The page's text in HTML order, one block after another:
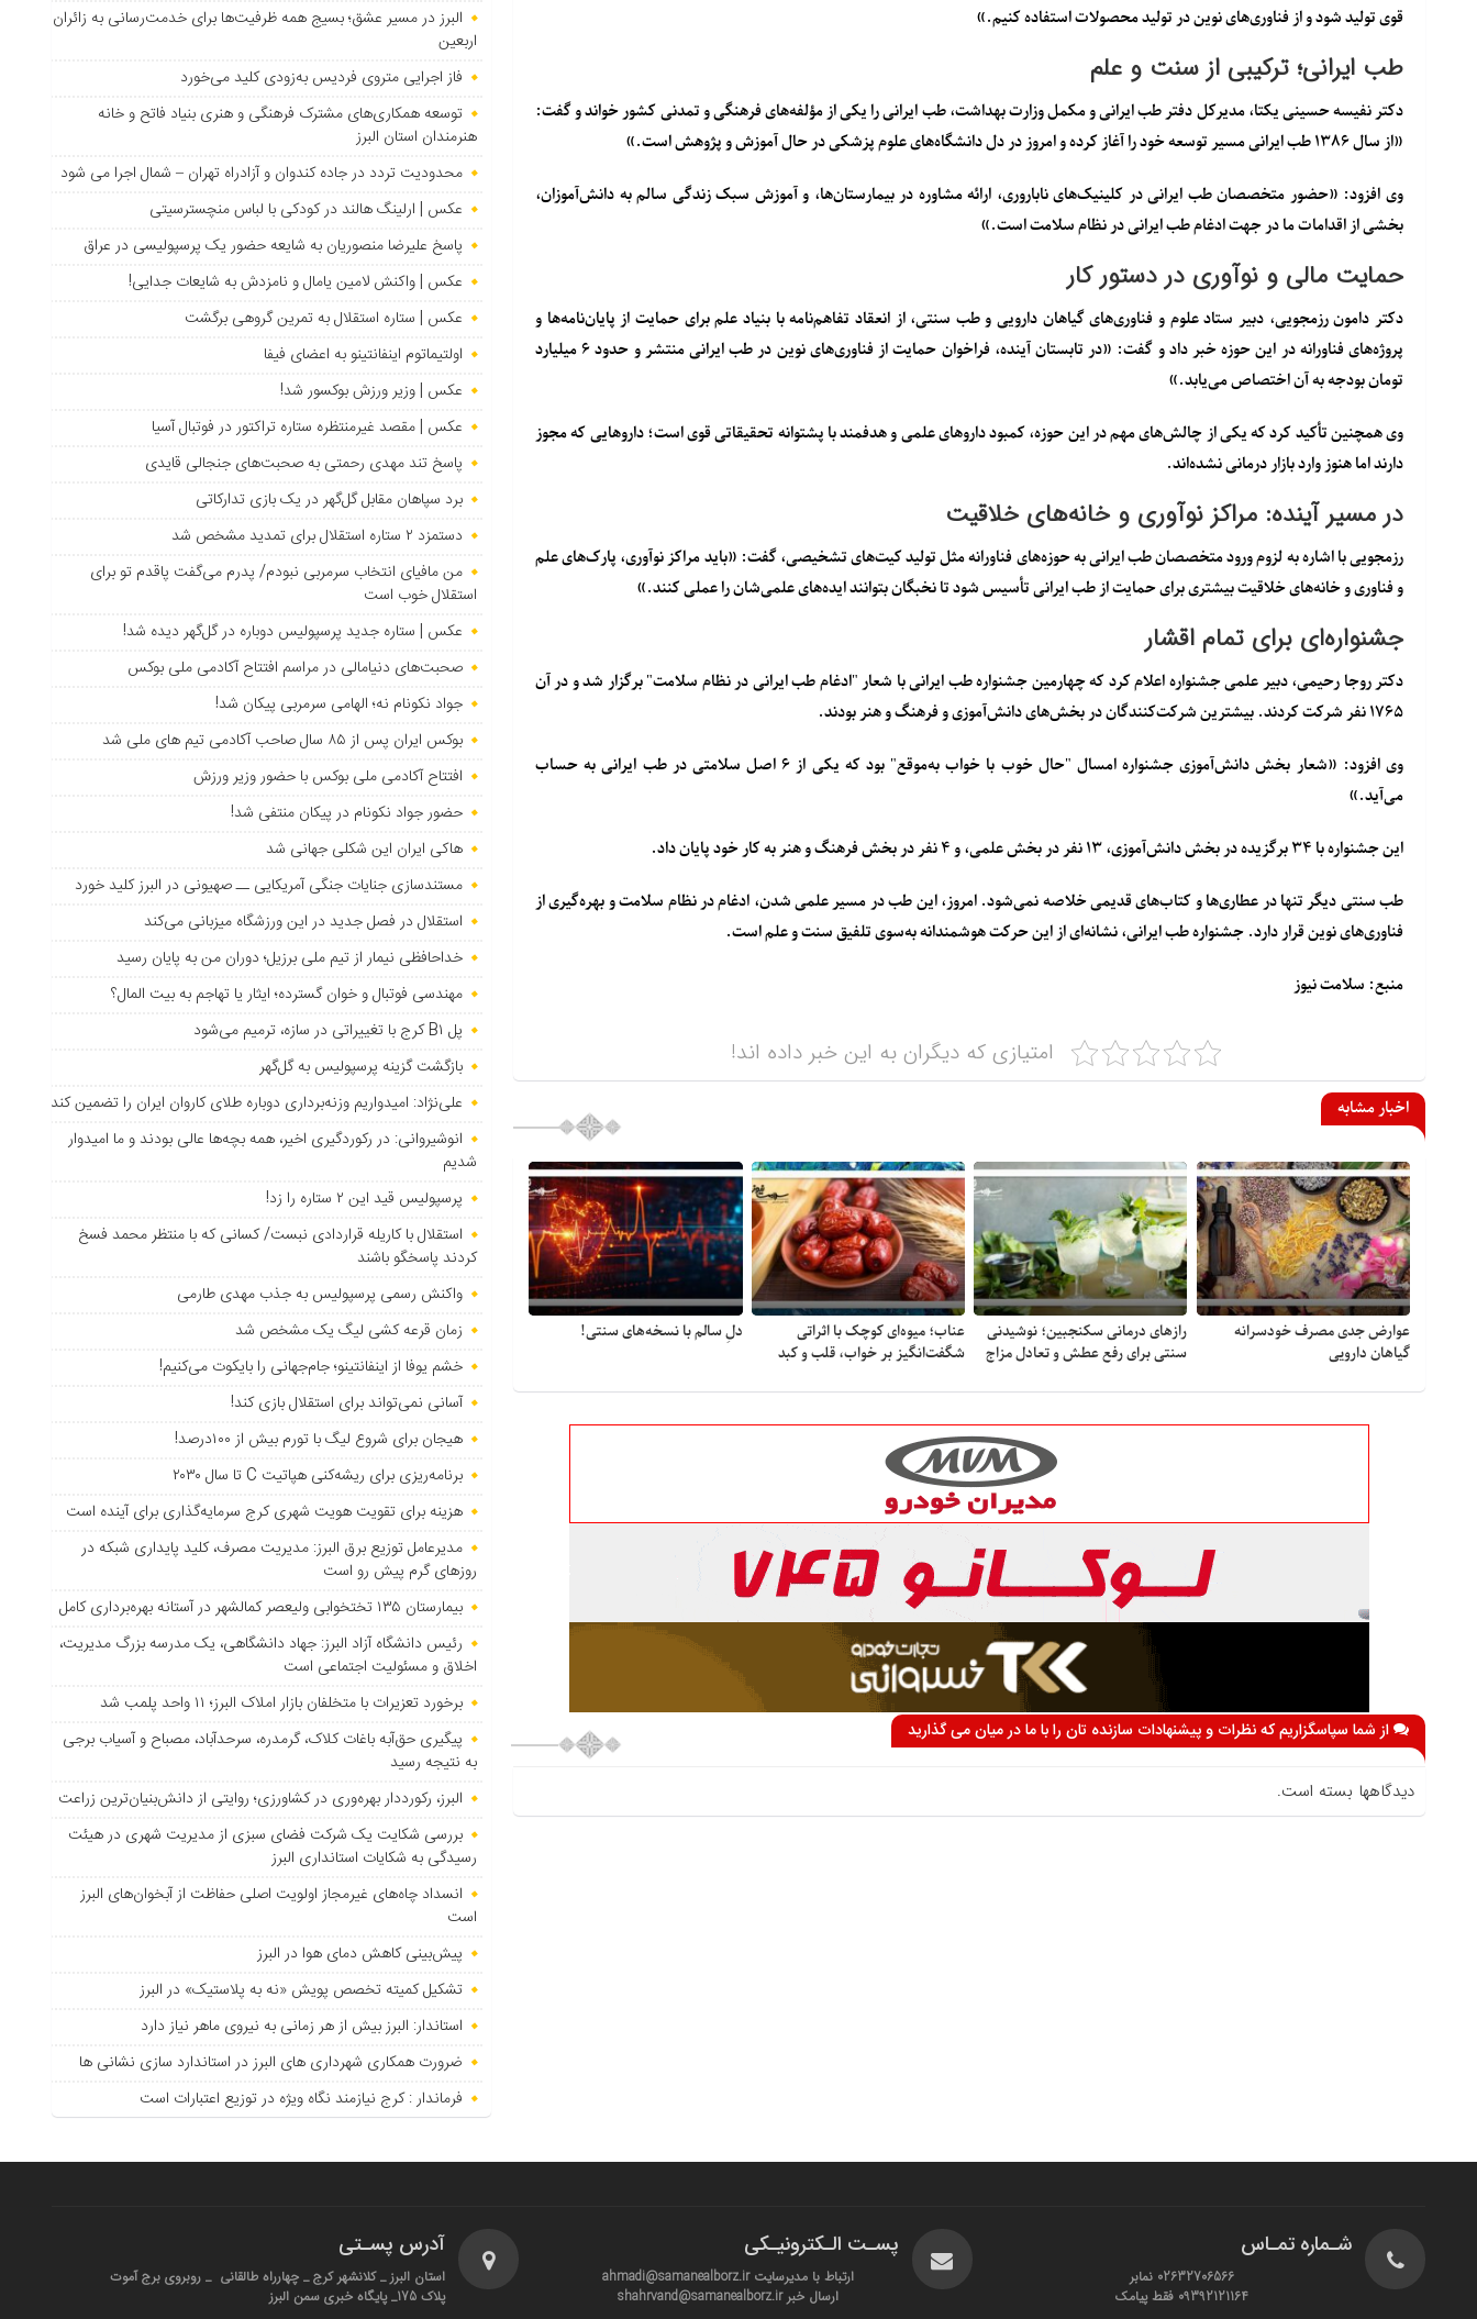
قوی تولید شود و از فناوری‌های نوین در تولید محصولات استفاده کنیم.»
طب ایرانی؛ ترکیبی از سنت و علم
دکتر نفیسه حسینی یکتا، مدیرکل دفتر طب ایرانی و مکمل وزارت بهداشت، طب ایرانی را یکی ازمؤلفه‌های فرهنگی و تمدنی کشور خواند و گفت:
«از سال ۱۳۸۶ طب ایرانی مسیر توسعه خود را آغاز کرده و امروز در دل دانشگاه‌های علوم پزشکی در حال آموزش و پژوهش است.»
وی افزود: «حضور متخصصان طب ایرانی در کلینیک‌های ناباروری، ارائه مشاوره در بیمارستان‌ها، و آموزش سبک زندگی سالم به دانش‌آموزان،
بخشی از اقدامات ما در جهت ادغام طب ایرانی در نظام سلامت است.»
حمایت مالی و نوآوری در دستور کار
دکتر دامون رزمجویی، دبیر ستاد علوم و فناوری‌های گیاهان دارویی و طب سنتی، ازانعقاد تفاهم‌نامه با بنیاد علمبرای حمایت از پایان‌نامه‌ها و
پروژه‌های فناورانه در این حوزه خبر داد و گفت: «در تابستان آینده، فراخوان حمایت از فناوری‌های نوین در طب ایرانی منتشر و حدود ۶ میلیارد
تومان بودجهبه آن اختصاص می‌یابد.»
وی همچنین تأکید کرد که یکی از چالش‌های مهم در این حوزه،کمبود داروهای علمی و هدفمند با پشتوانه تحقیقاتی قویاست؛ داروهایی که مجوز
دارند اما هنوز وارد بازار درمانی نشده‌اند.
در مسیر آینده: مراکز نوآوری و خانه‌های خلاقیت
رزمجویی با اشاره به لزوم ورود متخصصان طب ایرانی به حوزه‌های فناورانه مثل تولید کیت‌های تشخیصی، گفت: «باید مراکز نوآوری، پارک‌های علم
و فناوری و خانه‌های خلاقیت بیشتری برای حمایت از طب ایرانی تأسیس شود تا نخبگان بتوانند ایده‌های علمی‌شان را عملی کنند.»
جشنواره‌ای برای تمام اقشار
دکتر روجا رحیمی، دبیر علمی جشنوارهاعلام کرد که چهارمین جشنواره طب ایرانی با شعار "ادغام طب ایرانی در نظام سلامت" برگزار شد و در آن
۱۷۶۵ نفر
شرکت کردند. بیشترین شرکت‌کنندگان در بخش‌های دانش‌آموزی و فرهنگ و هنر بودند.
وی افزود: «شعار بخش دانش‌آموزی جشنواره امسال "حال خوب با خواب به‌موقع" بود که یکی از ۶ اصل سلامتی در طب ایرانی به حساب
می‌آید.»
این جشنواره با ۳۴ برگزیده در بخش دانش‌آموزی، ۱۳ نفر در بخش علمی، و ۴ نفر در بخش فرهنگ و هنر به کار خود پایان داد.
طب سنتی دیگر تنها در عطاری‌ها و کتاب‌های قدیمی خلاصه نمی‌شود. امروز، این طب در مسیر علمی شدن، ادغام در نظام سلامت و بهره‌گیری از
فناوری‌های نوین قرار دارد. جشنواره طب ایرانی، نشانه‌ای از این حرکت هوشمندانه به‌سوی تلفیق سنت و علم است.
منبع: سلامت نیوز
امتیازی که دیگران به این خبر داده اند!
اخبار مشابه
عوارض جدی مصرف خودسرانه
گیاهان دارویی
رازهای درمانی سکنجبین؛ نوشیدنی
سنتی برای رفع عطش و تعادل مزاج
عناب؛ میوه‌ای کوچک با اثراتی
شگفت‌انگیز بر خواب، قلب و کبد
دلِ سالم با نسخه‌های سنتی!
از شما سپاسگزاریم که نظرات و پیشنهادات سازنده تان را با ما در میان می گذارید
دیدگاهها بسته است.
البرز در مسیر عشق؛ بسیج همه ظرفیت‌ها برای خدمت‌رسانی به زائران
اربعین
فاز اجرایی متروی فردیس به‌زودی کلید می‌خورد
توسعه همکاری‌های مشترک فرهنگی و هنری بنیاد فاتح و خانه
هنرمندان استان البرز
محدودیت تردد در جاده کندوان و آزادراه تهران – شمال اجرا می شود
عکس | ارلینگ هالند در کودکی با لباس منچسترسیتی
پاسخ علیرضا منصوریان به شایعه حضور یک پرسپولیسی در عراق
عکس | واکنش لامین یامال و نامزدش به شایعات جدایی!
عکس | ستاره استقلال به تمرین گروهی برگشت
اولتیماتوم اینفانتینو به اعضای فیفا
عکس | وزیر ورزش بوکسور شد!
عکس | مقصد غیرمنتظره ستاره تراکتور در فوتبال آسیا
پاسخ تند مهدی رحمتی به صحبت‌های جنجالی قایدی
برد سپاهان مقابل گل‌گهر در یک بازی تدارکاتی
دستمزد ۲ ستاره استقلال برای تمدید مشخص شد
من مافیای انتخاب سرمربی نبودم/ پدرم می‌گفت پاقدم تو برای
استقلال خوب است
عکس | ستاره جدید پرسپولیس دوباره در گل‌گهر دیده شد!
صحبت‌های دنیامالی در مراسم افتتاح آکادمی ملی بوکس
جواد نکونام نه؛ الهامی سرمربی پیکان شد!
بوکس ایران پس از ۸۵ سال صاحب آکادمی تیم های ملی شد
افتتاح آکادمی ملی بوکس با حضور وزیر ورزش
حضور جواد نکونام در پیکان منتفی شد!
هاکی ایران این شکلی جهانی شد
مستندسازی جنایات جنگی آمریکایی ــ صهیونی در البرز کلید خورد
استقلال در فصل جدید در این ورزشگاه میزبانی می‌کند
خداحافظی نیمار از تیم ملی برزیل؛ دوران من به پایان رسید
مهندسی فوتبال و خوان گسترده؛ ایثار یا تهاجم به بیت المال؟
پل B۱ کرج با تغییراتی در سازه، ترمیم می‌شود
بازگشت گزینه پرسپولیس به ‌گل‌گهر
علی‌نژاد: امیدواریم وزنه‌برداری دوباره طلای کاروان ایران را تضمین کند
انوشیروانی: در رکوردگیری اخیر، همه بچه‌ها عالی بودند و ما امیدوار
شدیم
پرسپولیس قید این ۲ ستاره را زد!
استقلال با کاریله قراردادی نبست/ کسانی که با منتظر محمد فسخ
کردند پاسخگو باشند
واکنش رسمی پرسپولیس به جذب مهدی طارمی
زمان قرعه کشی لیگ یک مشخص شد
خشم یوفا از اینفانتینو؛ جام‌جهانی را بایکوت می‌کنیم!
آسانی نمی‌تواند برای استقلال بازی کند!
هیجان برای شروع لیگ با تورم بیش از ۱۰۰درصد!
برنامه‌ریزی برای ریشه‌کنی هپاتیت C تا سال ۲۰۳۰
هزینه برای تقویت هویت شهری کرج سرمایه‌گذاری برای آینده است
مدیرعامل توزیع برق البرز: مدیریت مصرف، کلید پایداری شبکه در
روزهای گرم پیش رو است
بیمارستان ۱۳۵ تختخوابی ولیعصر کمالشهر در آستانه بهره‌برداری کامل
رئیس دانشگاه آزاد البرز: جهاد دانشگاهی، یک مدرسه بزرگ مدیریت،
اخلاق و مسئولیت اجتماعی است
برخورد تعزیرات با متخلفان بازار املاک البرز؛ ۱۱ واحد پلمب شد
پیگیری حق‌آبه باغات کلاک، گرمدره، سرحدآباد، مصباح و آسیاب برجی
به نتیجه رسید
البرز، رکورددار بهره‌وری در کشاورزی؛ روایتی از دانش‌بنیان‌ترین زراعت
بررسی شکایت یک شرکت فضای سبزی از مدیریت شهری در هیئت
رسیدگی به شکایات استانداری البرز
انسداد چاه‌های غیرمجاز اولویت اصلی حفاظت از آبخوان‌های البرز
است
پیش‌بینی کاهش دمای هوا در البرز
تشکیل کمیته تخصص پویش «نه به پلاستیک» در البرز
استاندار: البرز بیش از هر زمانی به نیروی ماهر نیاز دارد
ضرورت همکاری شهرداری های البرز در استاندارد سازی نشانی ها
فرماندار : کرج نیازمند نگاه ویژه در توزیع اعتبارات است
شـماره تمـاس
02632706566 نمابر
09392121164 فقط پیامک
پسـت الـکترونیـکی
ارتباط با مدیرسایت ahmadi@samanealborz.ir
ارسال خبر shahrvand@samanealborz.ir
آدرس پسـتی
استان البرز _ کلانشهر کرج _ چهارراه طالقانی _ روبروی برج آموت
پلاک 175_ پایگاه خبری سمن البرز